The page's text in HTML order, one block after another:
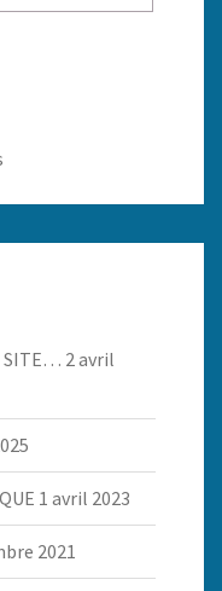
SITE… 2 avril
1 avril 2023
2021